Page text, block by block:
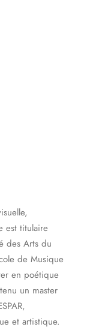
est titulaire
des Arts du
de Musique
en poétique
un master
et artistique.